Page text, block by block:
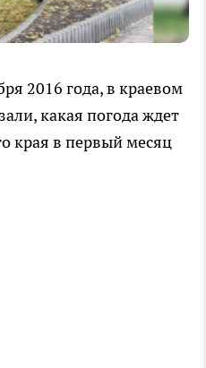
2016 года, в краевом
какая погода ждет
края в первый месяц